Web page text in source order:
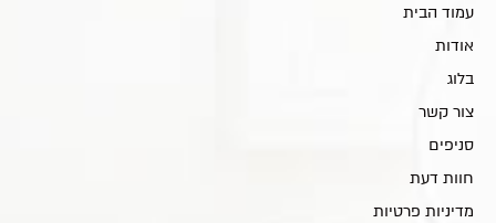
עמוד הבית
אודות
בלוג
צור קשר
סניפים
חוות דעת
מדיניות פרטיות